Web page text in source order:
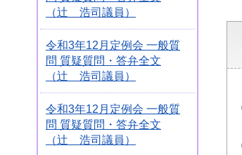
（辻 浩司議員）
令和3年12月定例会 一般質
問 質疑質問・答弁全文
（辻 浩司議員）
令和3年12月定例会 一般質
問 質疑質問・答弁全文
（辻 浩司議員）